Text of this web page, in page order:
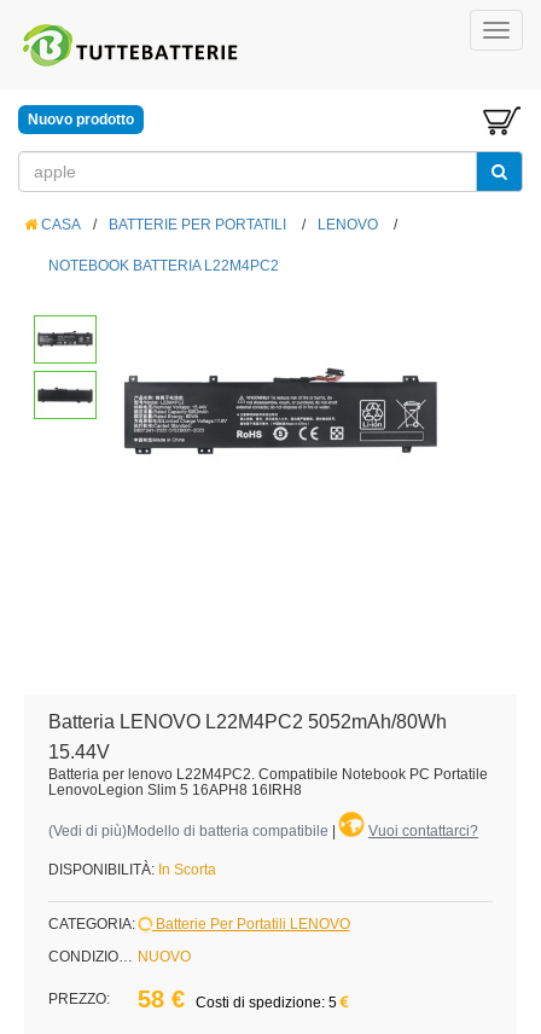
Nuovo prodotto
CASA / BATTERIE PER PORTATILI / LENOVO /
NOTEBOOK BATTERIA L22M4PC2
Batteria LENOVO L22M4PC2 5052mAh/80Wh
15.44V
Batteria per lenovo L22M4PC2. Compatibile Notebook PC Portatile
LenovoLegion Slim 5 16APH8 16IRH8
(Vedi di più)Modello di batteria compatibile Vuoi contattarci?
DISPONIBILITÀ: In Scorta
CATEGORIA:
Batterie Per Portatili LENOVO
CONDIZIONE: NUOVO
PREZZO: 58 € Costi di spedizione: 5